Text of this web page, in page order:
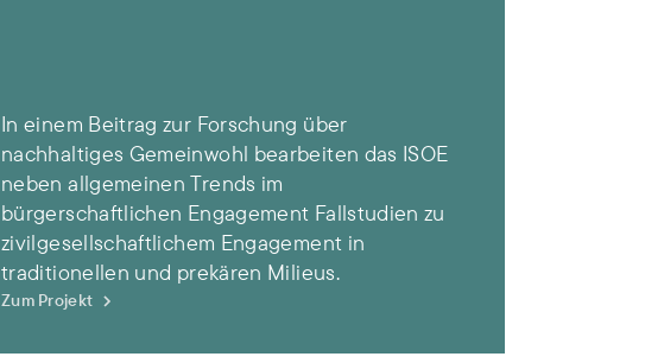
In einem Beitrag zur Forschung über
nachhaltiges Gemeinwohl bearbeiten das ISOE
neben allgemeinen Trends im
bürgerschaftlichen Engagement Fallstudien zu
zivilgesellschaftlichem Engagement in
traditionellen und prekären Milieus.
Zum Projekt